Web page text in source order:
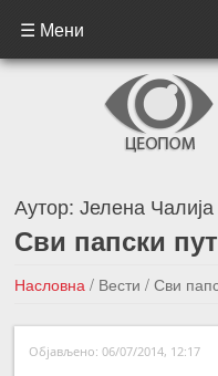
☰ Мени
Аутор:Јелена Чалија
Сви папски
Насловна / Вести/ Сви
Објављено: 06/07/2014, 12:17